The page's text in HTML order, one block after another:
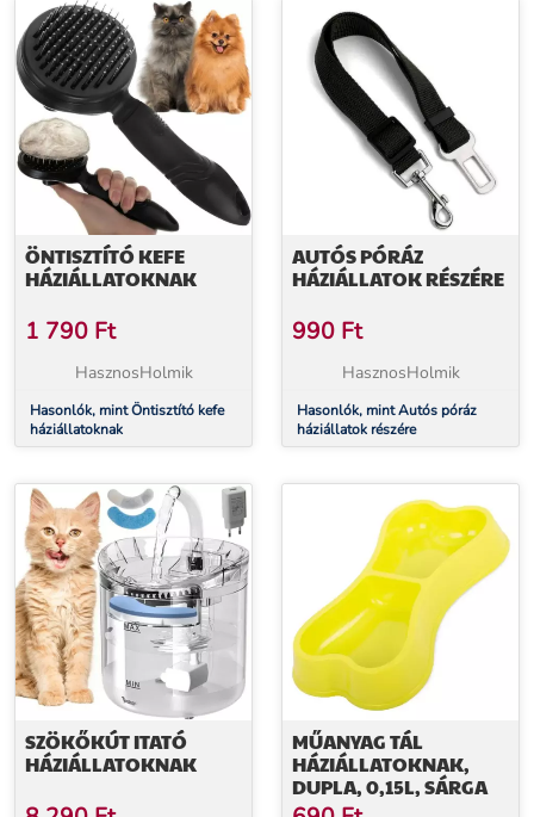
ÖNTISZTÍTÓ KEFE
HÁZIÁLLATOKNAK
1 790 Ft
HasznosHolmik
Hasonlók, mint Öntisztító kefe
háziállatoknak
AUTÓS PÓRÁZ
HÁZIÁLLATOK RÉSZÉRE
990 Ft
HasznosHolmik
Hasonlók, mint Autós póráz
háziállatok részére
SZÖKŐKÚT ITATÓ
HÁZIÁLLATOKNAK
MŰANYAG TÁL
HÁZIÁLLATOKNAK,
DUPLA, 0,15L, SÁRGA